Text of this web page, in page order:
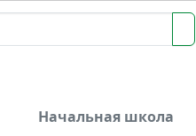
Начальная школа